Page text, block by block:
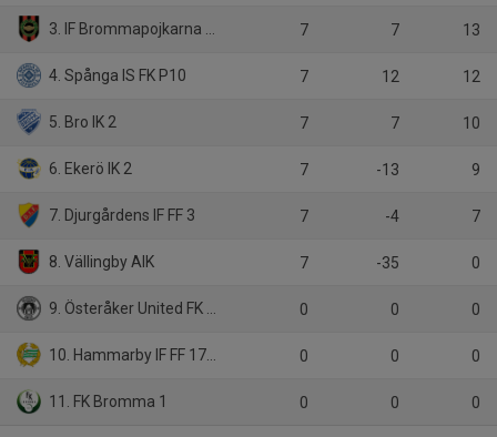
3. IF Brommapojkarna P10-21 7 7 13
4. Spånga IS FK P10 7 12 12
5. Bro IK 2 7 7 10
6. Ekerö IK 2 7 -13 9
7. Djurgårdens IF FF 3 7 -4 7
8. Vällingby AIK 7 -35 0
9. Österåker United FK A2 Svart 0 0 0
10. Hammarby IF FF 17 Vit 0 0 0
11. FK Bromma 1 0 0 0